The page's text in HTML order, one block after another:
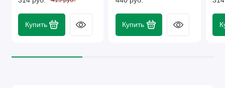
Купить Купить